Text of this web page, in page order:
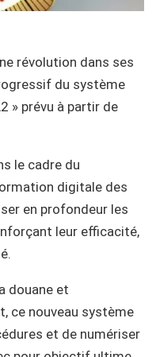
révolution dans ses
du système
» prévu à partir de
le cadre du
digitale des
en profondeur les
leur efficacité,
douane et
ce nouveau système
et de numériser